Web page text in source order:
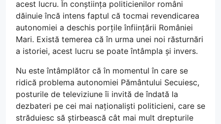
acest lucru. În conștiința politicienilor români
dăinuie încă intens faptul că tocmai revendicarea
autonomiei a deschis porțile înființării României
Mari. Există temerea că în urma unei noi răsturnări
a istoriei, acest lucru se poate întâmpla și invers.
Nu este întâmplător că în momentul în care se
ridică problema autonomiei Pământului Secuiesc,
posturile de televiziune îi invită de îndată la
dezbateri pe cei mai naționaliști politicieni, care se
străduiesc să știrbească cât mai mult drepturile